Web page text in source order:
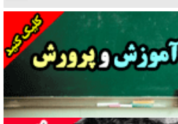
خصوصی‌سازی یا انحصار؟
+ گفت‌وگو با متهم
رمضان/ پیکر بی‌سر شهید را از